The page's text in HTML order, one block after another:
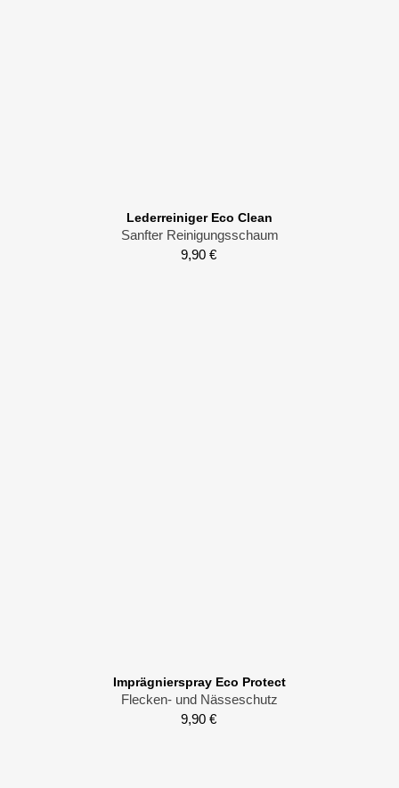
Lederreiniger Eco Clean
Sanfter Reinigungsschaum
9,90 €
Imprägnierspray Eco Protect
Flecken- und Nässeschutz
9,90 €